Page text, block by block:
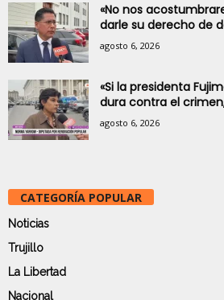
«No nos
darle su derecho de
agosto 6, 2026
«Si la presidenta
dura contra el
agosto 6, 2026
CATEGORÍA POPULAR
Noticias
Trujillo
La Libertad
Nacional